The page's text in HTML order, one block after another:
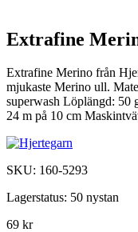
Extrafine
Extrafine Merino från
mjukaste Merino ull.
superwash Löplängd: 50
24 m på 10 cm
SKU: 160-5293
Lagerstatus: 50 nystan
69 kr